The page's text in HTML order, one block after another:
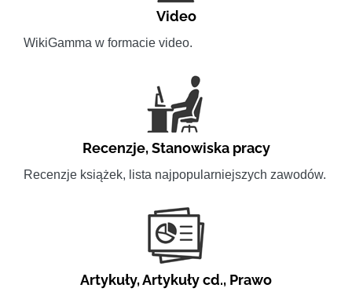
Video
WikiGamma w formacie video.
Recenzje,Stanowiska pracy
Recenzje książek, lista najpopularniejszych zawodów.
Artykuły,Artykuły cd., Prawo